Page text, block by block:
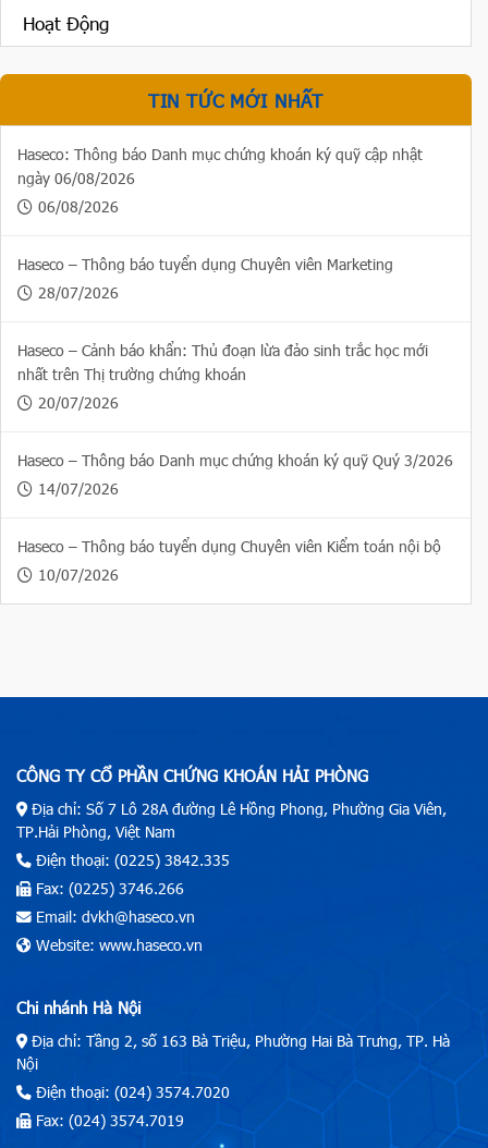
Hoạt Động
TIN TỨC MỚI NHẤT
Haseco: Thông báo Danh mục chứng khoán ký quỹ cập nhật
ngày 06/08/2026
06/08/2026
Haseco – Thông báo tuyển dụng Chuyên viên Marketing
28/07/2026
Haseco – Cảnh báo khẩn: Thủ đoạn lừa đảo sinh trắc học mới
nhất trên Thị trường chứng khoán
20/07/2026
Haseco – Thông báo Danh mục chứng khoán ký quỹ Quý 3/2026
14/07/2026
Haseco – Thông báo tuyển dụng Chuyên viên Kiểm toán nội bộ
10/07/2026
CÔNG TY CỔ PHẦN CHỨNG KHOÁN HẢI PHÒNG
Địa chỉ: Số 7 Lô 28A đường Lê Hồng Phong, Phường Gia Viên,
TP.Hải Phòng, Việt Nam
Điện thoại: (0225) 3842.335
Fax: (0225) 3746.266
Email: dvkh@haseco.vn
Website: www.haseco.vn
Chi nhánh Hà Nội
Địa chỉ: Tầng 2, số 163 Bà Triệu, Phường Hai Bà Trưng, TP. Hà
Nội
Điện thoại: (024) 3574.7020
Fax: (024) 3574.7019